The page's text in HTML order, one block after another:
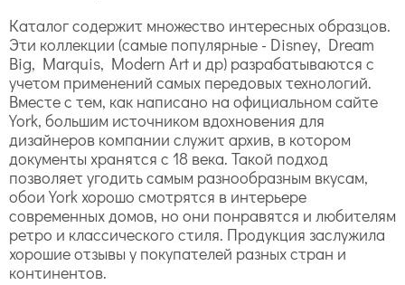
Каталог содержит множество интересных образцов.
Эти коллекции (самые популярные - Disney, Dream
Big, Marquis, Modern Art и др) разрабатываются с
учетом применений самых передовых технологий.
Вместе с тем, как написано на официальном сайте
York, большим источником вдохновения для
дизайнеров компании служит архив, в котором
документы хранятся с 18 века. Такой подход
позволяет угодить самым разнообразным вкусам,
обои York хорошо смотрятся в интерьере
современных домов, но они понравятся и любителям
ретро и классического стиля. Продукция заслужила
хорошие отзывы у покупателей разных стран и
континентов.